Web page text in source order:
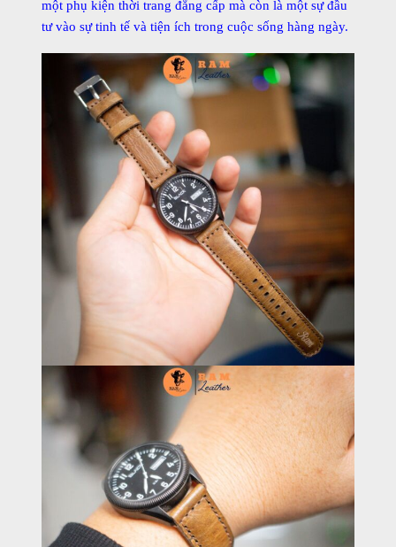
một phụ kiện thời trang đẳng cấp mà còn là một sự đầu
tư vào sự tinh tế và tiện ích trong cuộc sống hàng ngày.